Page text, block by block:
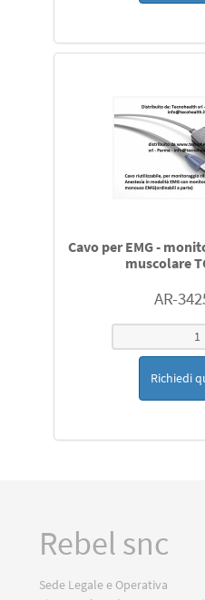
Cavo per EMG -
muscolare
AR-
Richiedi
Rebel snc
Sede Legale e Operativa